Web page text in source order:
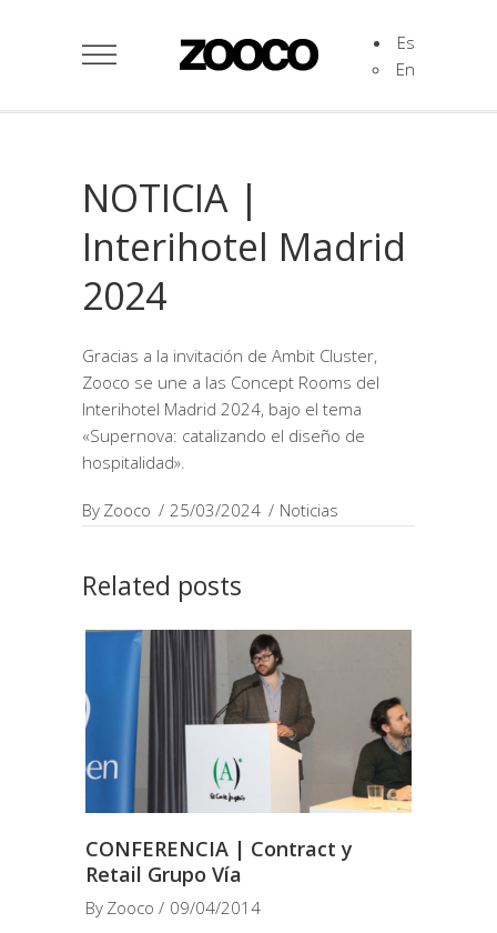
Es
En
NOTICIA |
Interihotel Madrid
2024
Gracias a la invitación de Ambit Cluster,
Zooco se une a las Concept Rooms del
Interihotel Madrid 2024, bajo el tema
«Supernova: catalizando el diseño de
hospitalidad».
By Zooco 25/03/2024 Noticias
Related posts
CONFERENCIA | Contract y
Retail Grupo Vía
By Zooco 09/04/2014